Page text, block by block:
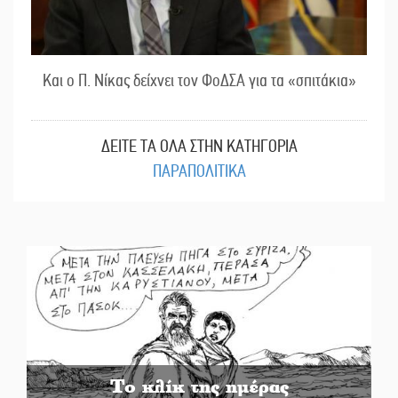
Και ο Π. Νίκας δείχνει τον ΦοΔΣΑ για τα «σπιτάκια»
ΔΕΙΤΕ ΤΑ ΟΛΑ ΣΤΗΝ ΚΑΤΗΓΟΡΙΑ
ΠΑΡΑΠΟΛΙΤΙΚΑ
Το κλίκ της ημέρας